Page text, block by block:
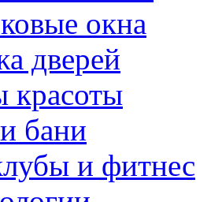
окна
дверей
красоты
бани
и фитнес